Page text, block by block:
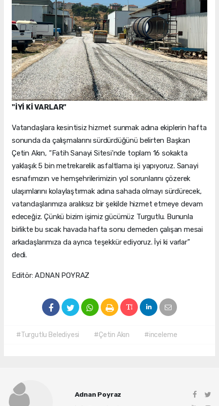
"İYİ Kİ VARLAR"
Vatandaşlara kesintisiz hizmet sunmak adına ekiplerin hafta
sonunda da çalışmalarını sürdürdüğünü belirten Başkan
Çetin Akın, “Fatih Sanayi Sitesi'nde toplam 16 sokakta
yaklaşık 5 bin metrekarelik asfaltlama işi yapıyoruz. Sanayi
esnafımızın ve hemşehrilerimizin yol sorunlarını çözerek
ulaşımlarını kolaylaştırmak adına sahada olmayı sürdürecek,
vatandaşlarımıza aralıksız bir şekilde hizmet etmeye devam
edeceğiz. Çünkü bizim işimiz gücümüz Turgutlu. Bununla
birlikte bu sıcak havada hafta sonu demeden çalışan mesai
arkadaşlarımıza da ayrıca teşekkür ediyoruz. İyi ki varlar”
dedi.
Editör: ADNAN POYRAZ
#Turgutlu Belediyesi #Çetin Akın #inceleme
Adnan Poyraz